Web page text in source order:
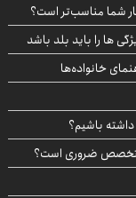
شما مناسب‌تر است؟
ها را باید بلد باشد
باشیم؟
متخصص ضروری است؟